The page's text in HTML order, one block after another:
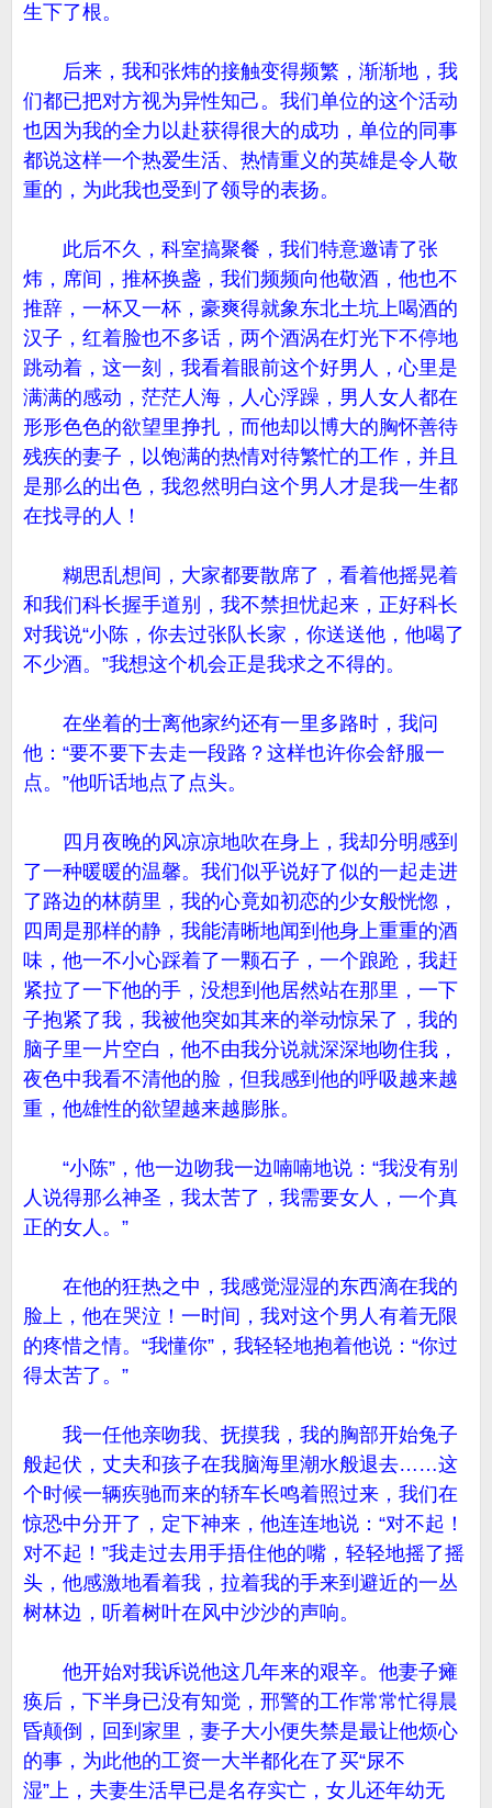
生下了根。
后来，我和张炜的接触变得频繁，渐渐地，我
们都已把对方视为异性知己。我们单位的这个活动
也因为我的全力以赴获得很大的成功，单位的同事
都说这样一个热爱生活、热情重义的英雄是令人敬
重的，为此我也受到了领导的表扬。
此后不久，科室搞聚餐，我们特意邀请了张
炜，席间，推杯换盏，我们频频向他敬酒，他也不
推辞，一杯又一杯，豪爽得就象东北土坑上喝酒的
汉子，红着脸也不多话，两个酒涡在灯光下不停地
跳动着，这一刻，我看着眼前这个好男人，心里是
满满的感动，茫茫人海，人心浮躁，男人女人都在
形形色色的欲望里挣扎，而他却以博大的胸怀善待
残疾的妻子，以饱满的热情对待繁忙的工作，并且
是那么的出色，我忽然明白这个男人才是我一生都
在找寻的人！
糊思乱想间，大家都要散席了，看着他摇晃着
和我们科长握手道别，我不禁担忧起来，正好科长
对我说“小陈，你去过张队长家，你送送他，他喝了
不少酒。”我想这个机会正是我求之不得的。
在坐着的士离他家约还有一里多路时，我问
他：“要不要下去走一段路？这样也许你会舒服一
点。”他听话地点了点头。
四月夜晚的风凉凉地吹在身上，我却分明感到
了一种暖暖的温馨。我们似乎说好了似的一起走进
了路边的林荫里，我的心竟如初恋的少女般恍惚，
四周是那样的静，我能清晰地闻到他身上重重的酒
味，他一不小心踩着了一颗石子，一个踉跄，我赶
紧拉了一下他的手，没想到他居然站在那里，一下
子抱紧了我，我被他突如其来的举动惊呆了，我的
脑子里一片空白，他不由我分说就深深地吻住我，
夜色中我看不清他的脸，但我感到他的呼吸越来越
重，他雄性的欲望越来越膨胀。
“小陈”，他一边吻我一边喃喃地说：“我没有别
人说得那么神圣，我太苦了，我需要女人，一个真
正的女人。”
在他的狂热之中，我感觉湿湿的东西滴在我的
脸上，他在哭泣！一时间，我对这个男人有着无限
的疼惜之情。“我懂你”，我轻轻地抱着他说：“你过
得太苦了。”
我一任他亲吻我、抚摸我，我的胸部开始兔子
般起伏，丈夫和孩子在我脑海里潮水般退去……这
个时候一辆疾驰而来的轿车长鸣着照过来，我们在
惊恐中分开了，定下神来，他连连地说：“对不起！
对不起！”我走过去用手捂住他的嘴，轻轻地摇了摇
头，他感激地看着我，拉着我的手来到避近的一丛
树林边，听着树叶在风中沙沙的声响。
他开始对我诉说他这几年来的艰辛。他妻子瘫
痪后，下半身已没有知觉，邢警的工作常常忙得晨
昏颠倒，回到家里，妻子大小便失禁是最让他烦心
的事，为此他的工资一大半都化在了买“尿不
湿”上，夫妻生活早已是名存实亡，女儿还年幼无